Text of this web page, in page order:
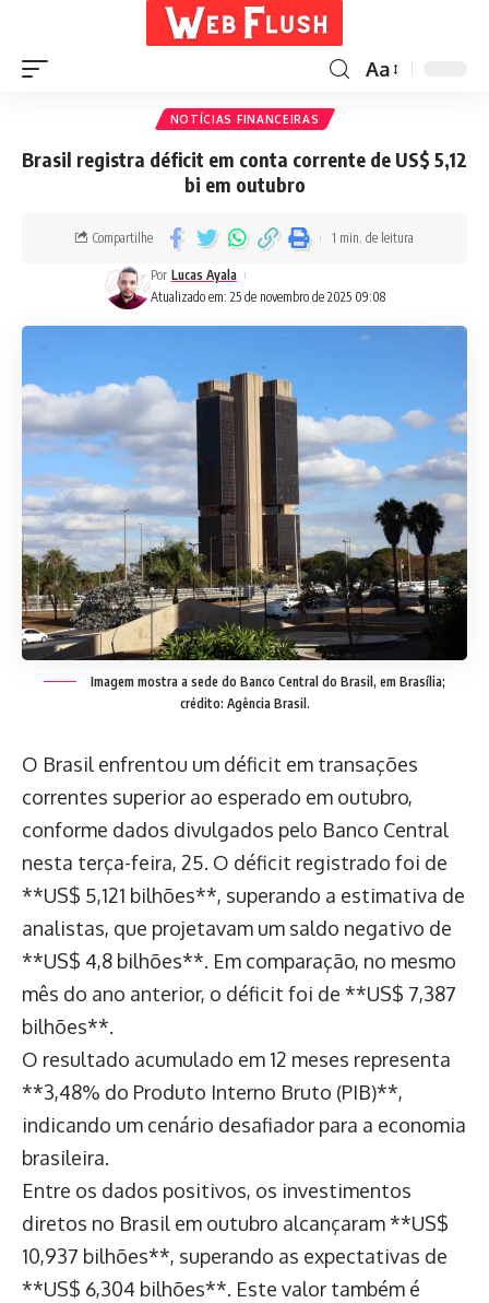
Aa
NOTÍCIAS FINANCEIRAS
Brasil registra déficit em conta corrente de US$ 5,12
bi em outubro
Atualizado em: 25 de novembro de 2025 09:08
Por Lucas Ayala
Compartilhe 1 min. de leitura
Imagem mostra a sede do Banco Central do Brasil, em Brasília;
crédito: Agência Brasil.
O Brasil enfrentou um déficit em transações
correntes superior ao esperado em outubro,
conforme dados divulgados pelo Banco Central
nesta terça-feira, 25. O déficit registrado foi de
**US$ 5,121 bilhões**, superando a estimativa de
analistas, que projetavam um saldo negativo de
**US$ 4,8 bilhões**. Em comparação, no mesmo
mês do ano anterior, o déficit foi de **US$ 7,387
bilhões**.
O resultado acumulado em 12 meses representa
**3,48% do Produto Interno Bruto (PIB)**,
indicando um cenário desafiador para a economia
brasileira.
Entre os dados positivos, os investimentos
diretos no Brasil em outubro alcançaram **US$
10,937 bilhões**, superando as expectativas de
**US$ 6,304 bilhões**. Este valor também é